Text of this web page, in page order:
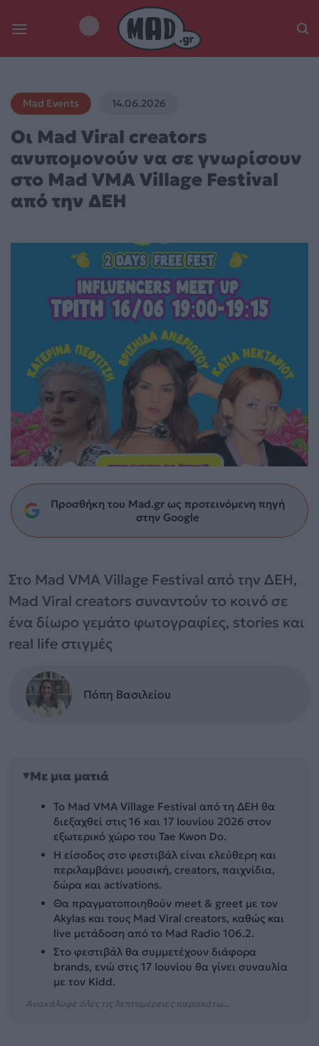
Mad Events 14.06.2026
Οι Mad Viral creators
ανυπομονούν να σε γνωρίσουν
στο Mad VMA Village Festival
από την ΔΕΗ
Προσθήκη του Mad.gr ως προτεινόμενη πηγή
στην Google
Στο Mad VMA Village Festival από την ΔΕΗ,
Mad Viral creators συναντούν το κοινό σε
ένα δίωρο γεμάτο φωτογραφίες, stories και
real life στιγμές
Πόπη Βασιλείου
Με μια ματιά
Το Mad VMA Village Festival από τη ΔΕΗ θα
διεξαχθεί στις 16 και 17 Ιουνίου 2026 στον
εξωτερικό χώρο του Tae Kwon Do.
Η είσοδος στο φεστιβάλ είναι ελεύθερη και
περιλαμβάνει μουσική, creators, παιχνίδια,
δώρα και activations.
Θα πραγματοποιηθούν meet & greet με τον
Akylas και τους Mad Viral creators, καθώς και
live μετάδοση από το Mad Radio 106.2.
Στο φεστιβάλ θα συμμετέχουν διάφορα
brands, ενώ στις 17 Ιουνίου θα γίνει συναυλία
με τον Kidd.
Ανακάλυψε όλες τις λεπτομέρειες παρακάτω...